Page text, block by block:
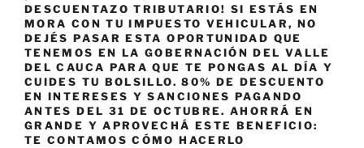
DESCUENTAZO TRIBUTARIO! SI ESTÁS EN
MORA CON TU IMPUESTO VEHICULAR, NO
DEJÉS PASAR ESTA OPORTUNIDAD QUE
TENEMOS EN LA GOBERNACIÓN DEL VALLE
DEL CAUCA PARA QUE TE PONGAS AL DÍA Y
CUIDES TU BOLSILLO. 80% DE DESCUENTO
EN INTERESES Y SANCIONES PAGANDO
ANTES DEL 31 DE OCTUBRE. AHORRÁ EN
GRANDE Y APROVECHÁ ESTE BENEFICIO:
TE CONTAMOS CÓMO HACERLO